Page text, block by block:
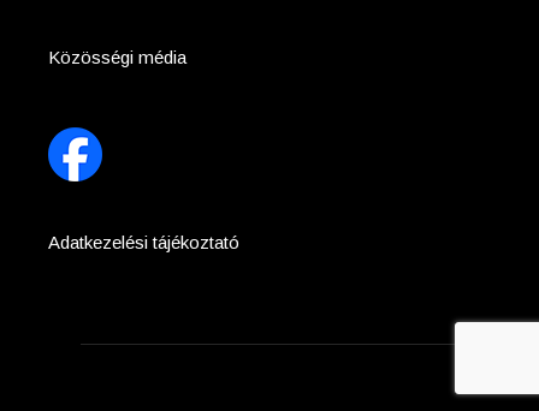
Közösségi média
Adatkezelési tájékoztató